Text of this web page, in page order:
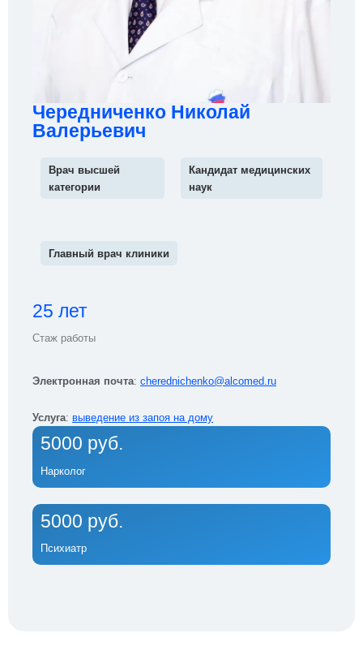
Чередниченко Николай
Валерьевич
Врач высшей
категории
Кандидат медицинских
наук
Главный врач клиники
25 лет
Стаж работы
Электронная почта: cherednichenko@alcomed.ru
Услуга: выведение из запоя на дому
5000 руб.
Нарколог
5000 руб.
Психиатр